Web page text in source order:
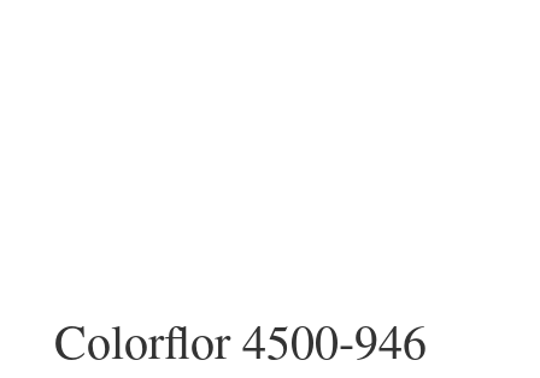
Colorflor 4500-946